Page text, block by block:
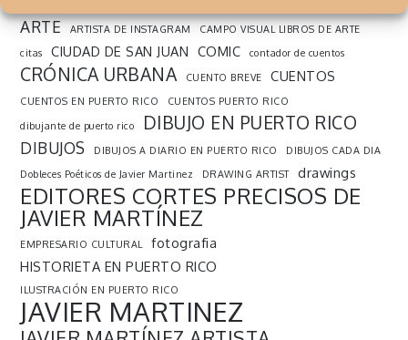
ARTE ARTISTA DE INSTAGRAM
CAMPO VISUAL LIBROS DE ARTE
citas
CIUDAD DE SAN JUAN COMIC contador de cuentos
CRÓNICA URBANA CUENTO BREVE CUENTOS
CUENTOS EN PUERTO RICO
CUENTOS PUERTO RICO
dibujante de puerto rico
DIBUJO EN PUERTO RICO
DIBUJOS DIBUJOS A DIARIO EN PUERTO RICO
DIBUJOS CADA DIA
Dobleces Poéticos de Javier Martinez
DRAWING ARTIST drawings
EDITORES CORTES PRECISOS DE
JAVIER MARTÍNEZ
EMPRESARIO CULTURAL
fotografia
HISTORIETA EN PUERTO RICO
ILUSTRACIÓN EN PUERTO RICO
JAVIER MARTINEZ